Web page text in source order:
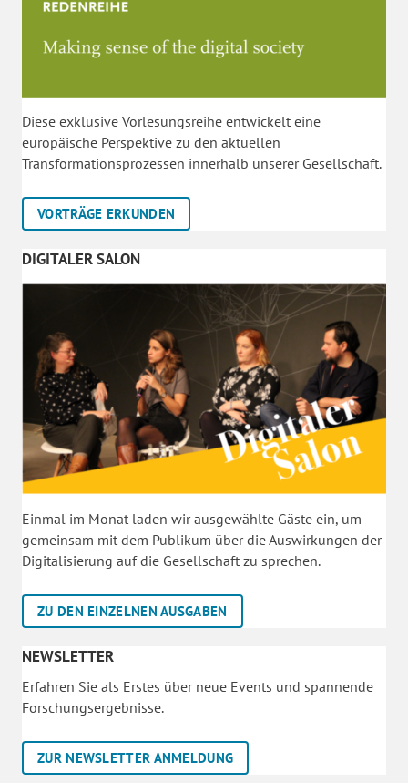
Diese exklusive Vorlesungsreihe entwickelt eine
europäische Perspektive zu den aktuellen
Transformationsprozessen innerhalb unserer Gesellschaft.
VORTRÄGE ERKUNDEN
DIGITALER SALON
Einmal im Monat laden wir ausgewählte Gäste ein, um
gemeinsam mit dem Publikum über die Auswirkungen der
Digitalisierung auf die Gesellschaft zu sprechen.
ZU DEN EINZELNEN AUSGABEN
NEWSLETTER
Erfahren Sie als Erstes über neue Events und spannende
Forschungsergebnisse.
ZUR NEWSLETTER ANMELDUNG